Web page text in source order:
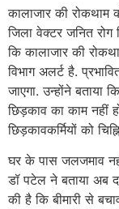
कालाजार की रोकथाम
जिला वेक्टर जनित रोग
कि कालाजार की
विभाग अलर्ट है.
जाएगा. उन्होंने
छिड़काव का काम नहीं
छिड़कावकर्मियों को
घर के पास जलजमाव
डॉ पटेल ने बताया अब
की है कि बीमारी से